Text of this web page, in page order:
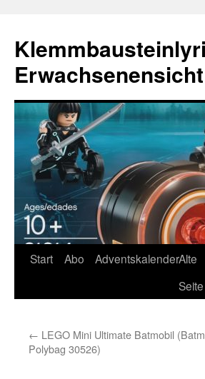
springen
Erwachsenensicht
Start Abo AdventskalenderAlte
Seite
← LEGO Mini Ultimate Batmobil
Polybag 30526)